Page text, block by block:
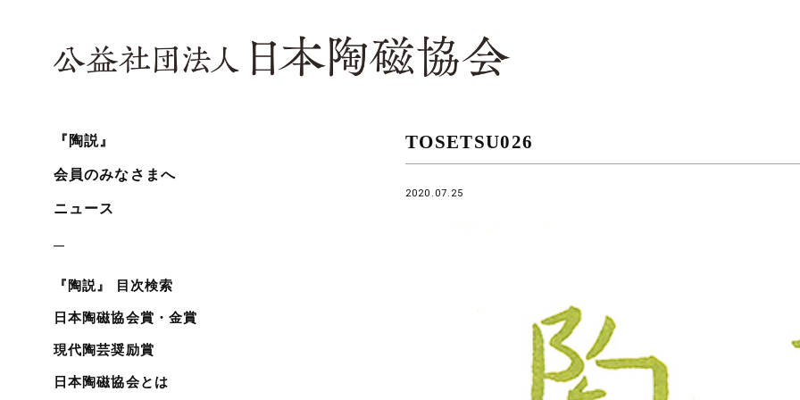
『陶説』
会員のみなさまへ
ニュース
『陶説』 目次検索
日本陶磁協会賞・金賞
現代陶芸奨励賞
日本陶磁協会とは
TOSETSU026
2020.07.25